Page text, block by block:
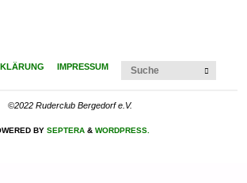
IMPRESSUM SUCHE
©2022 Ruderclub Bergedorf e.V.
BY SEPTERA & WORDPRESS.